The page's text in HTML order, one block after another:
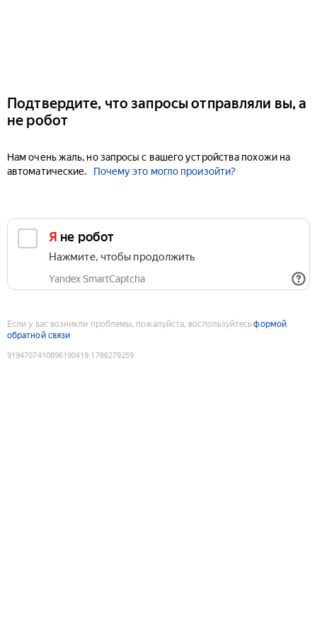
Подтвердите, что запросы отправляли вы, а
не робот
Нам очень жаль, но запросы с вашего устройства похожи на
автоматические.
Почему это могло произойти?
Я не робот
Нажмите, чтобы продолжить
Yandex SmartCaptcha
Если у вас возникли проблемы, пожалуйста, воспользуйтесьформой
обратной связи
9194707410896190419:1786279259